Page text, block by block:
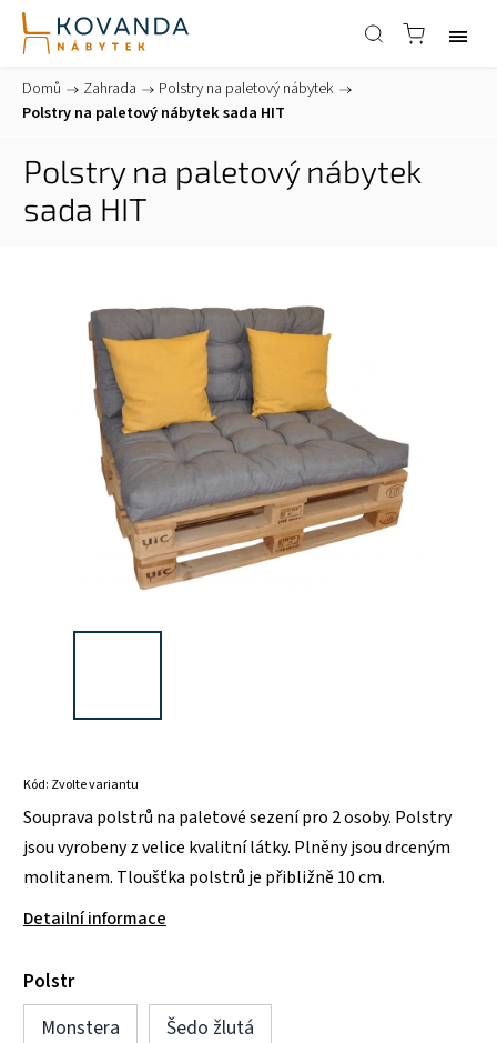
Domů / Zahrada / Polstry na paletový nábytek /
Polstry na paletový nábytek sada HIT
Polstry na paletový nábytek
sada HIT
Kód: Zvolte variantu
Souprava polstrů na paletové sezení pro 2 osoby. Polstry
jsou vyrobeny z velice kvalitní látky. Plněny jsou drceným
molitanem. Tloušťka polstrů je přibližně 10 cm.
Detailní informace
Polstr
Monstera
Šedo žlutá